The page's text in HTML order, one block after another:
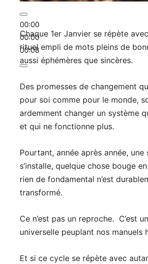
00:00
00:00
00:08
Chaque 1er Janvier se répète
rituel empli de mots pleins de
aussi éphémères que sincères.
Des promesses de changement
pour soi comme pour le monde,
ardemment changer un système
et qui ne fonctionne plus.
Pourtant, année après année, une
s’installe, quelque chose bouge
rien de fondamental n’est
transformé.
Ce n’est pas un reproche. C’est
universelle peuplant nos manuels
Et si ce cycle se répète avec